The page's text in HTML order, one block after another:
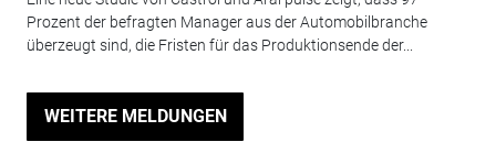
Prozent der befragten Manager aus der Automobilbranche
überzeugt sind, die Fristen für das Produktionsende der...
WEITERE MELDUNGEN